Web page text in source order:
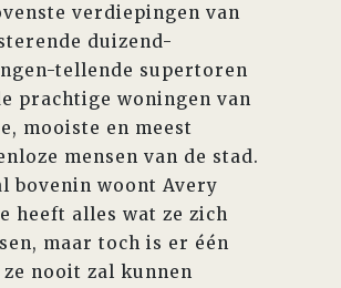
verdiepingen van
duizend-
tellende supertoren
prachtige woningen van
mooiste en meest
mensen van de stad.
bovenin woont Avery
heeft alles wat ze zich
maar toch is er één
nooit zal kunnen